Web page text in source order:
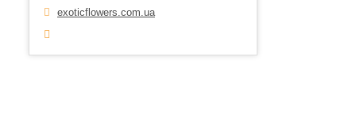
exoticflowers.com.ua